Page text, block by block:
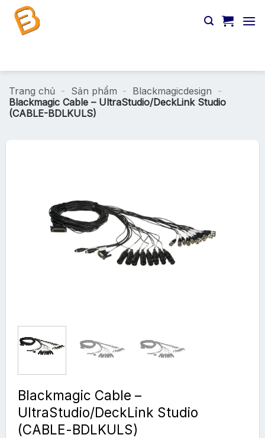
Chuyển
đến
Trang chủ - Sản phẩm - Blackmagicdesign -
Blackmagic Cable – UltraStudio/DeckLink Studio
(CABLE-BDLKULS)
Blackmagic Cable –
UltraStudio/DeckLink Studio
(CABLE-BDLKULS)